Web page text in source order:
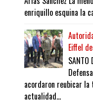
enriquillo esquina la
Eiffel
SANTO
acordaron reubicar la
actualidad...